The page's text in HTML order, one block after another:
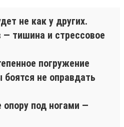
не как у других.
тишина и стрессовое
погружение
не оправдать
под ногами —